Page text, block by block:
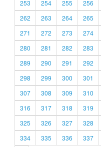
253
254 255 256
262
263 264 265
271
272 273 274
280
281 282 283
289
290 291 292
298
299 300 301
307
308 309 310
316
317 318 319
325
326 327 328
334
335 336 337